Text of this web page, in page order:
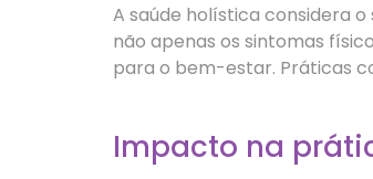
A saúde holística considera
não apenas os sintomas
para o bem-estar. Práticas
Impacto na